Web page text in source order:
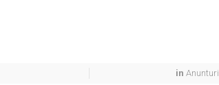
in Anunturi